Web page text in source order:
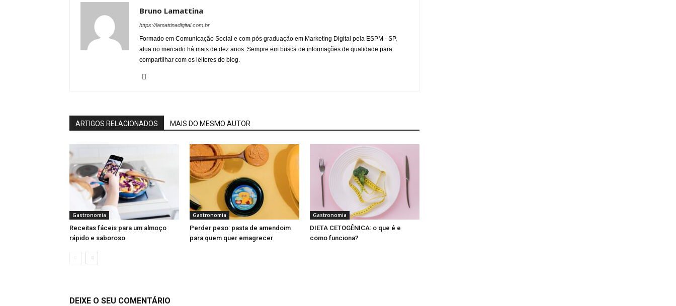
Bruno Lamattina
https://lamattinadigital.com.br
Formado em Comunicação Social e com pós graduação em Marketing Digital pela ESPM - SP,
atua no mercado há mais de dez anos. Sempre em busca de informações de qualidade para
compartilhar com os leitores do blog.
ARTIGOS RELACIONADOS MAIS DO MESMO AUTOR
Gastronomia
Receitas fáceis para um almoço
rápido e saboroso
Gastronomia
Perder peso: pasta de amendoim
para quem quer emagrecer
Gastronomia
DIETA CETOGÊNICA: o que é e
como funciona?
DEIXE O SEU COMENTÁRIO